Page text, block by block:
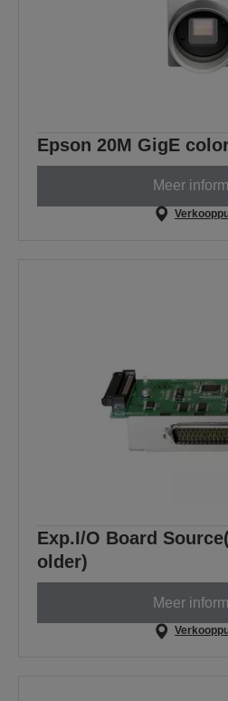
Epson 20M GigE
Meer
Exp.I/O Board
older)
Meer